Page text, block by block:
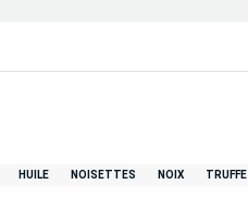
HUILE NOISETTES NOIX TRUFFE